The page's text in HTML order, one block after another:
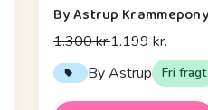
1.300 kr.1.199 kr.
By Astrup Fri fragt